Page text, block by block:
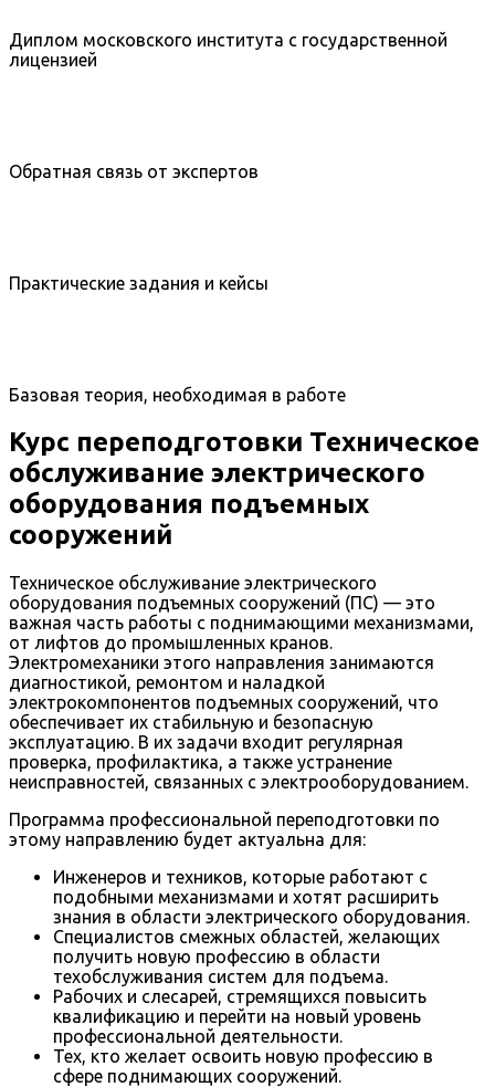
Диплом московского института с государственной
лицензией
Обратная связь от экспертов
Практические задания и кейсы
Базовая теория, необходимая в работе
Курс переподготовки Техническое
обслуживание электрического
оборудования подъемных
сооружений
Техническое обслуживание электрического
оборудования подъемных сооружений (ПС) — это
важная часть работы с поднимающими механизмами,
от лифтов до промышленных кранов.
Электромеханики этого направления занимаются
диагностикой, ремонтом и наладкой
электрокомпонентов подъемных сооружений, что
обеспечивает их стабильную и безопасную
эксплуатацию. В их задачи входит регулярная
проверка, профилактика, а также устранение
неисправностей, связанных с электрооборудованием.
Программа профессиональной переподготовки по
этому направлению будет актуальна для:
Инженеров и техников, которые работают с
подобными механизмами и хотят расширить
знания в области электрического оборудования.
Специалистов смежных областей, желающих
получить новую профессию в области
техобслуживания систем для подъема.
Рабочих и слесарей, стремящихся повысить
квалификацию и перейти на новый уровень
профессиональной деятельности.
Тех, кто желает освоить новую профессию в
сфере поднимающих сооружений.